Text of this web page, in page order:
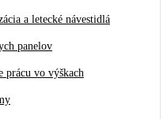
a letecké návestidlá
panelov
prácu vo výškach